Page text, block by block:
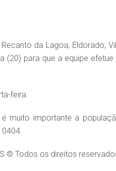
da Lagoa, Eldorado,
(20) para que a equipe efetue
feira.
muito importante a
© Todos os direitos